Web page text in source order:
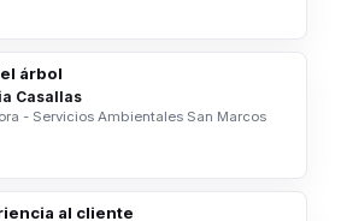
árbol
Casallas
- Servicios Ambientales San Marcos
al cliente